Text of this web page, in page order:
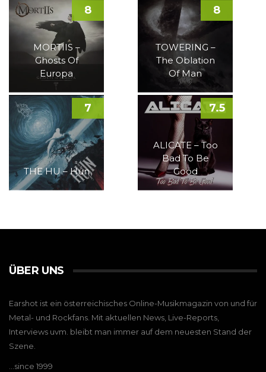
MORTIIS –
Ghosts Of
Europa
8
TOWERING –
The Oblation
Of Man
8
THE HU – Hun
7
ALICATE – Too
Bad To Be
Good
7.5
ÜBER UNS
Earshot ist ein österreichisches Online-Musikmagazin von und für
Metal- und Rockfans. Mit aktuellen News, Live-Reports,
Interviews uvm. bleibt man immer auf dem neuesten Stand der
Szene.
…since 1999